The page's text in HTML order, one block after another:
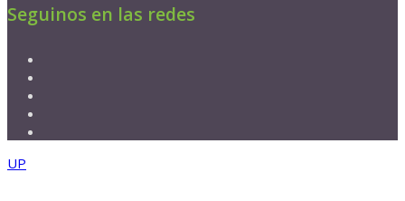
Seguinos en las redes
UP